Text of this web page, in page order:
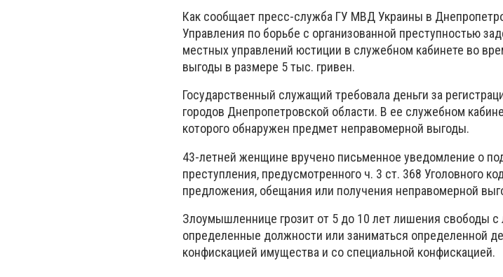
Как сообщает пресс-служба ГУ МВД Украины в
Управления по борьбе с организованной преступностью
местных управлений юстиции в служебном кабинете во
выгоды в размере 5 тыс. гривен.
Государственный служащий требовала деньги за
городов Днепропетровской области. В ее служебном
которого обнаружен предмет неправомерной выгоды.
43-летней женщине вручено письменное уведомление о
преступления, предусмотренного ч. 3 ст. 368 Уголовного
предложения, обещания или получения неправомерной
Злоумышленнице грозит от 5 до 10 лет лишения свободы
определенные должности или заниматься определенной
конфискацией имущества и со специальной конфискацией.